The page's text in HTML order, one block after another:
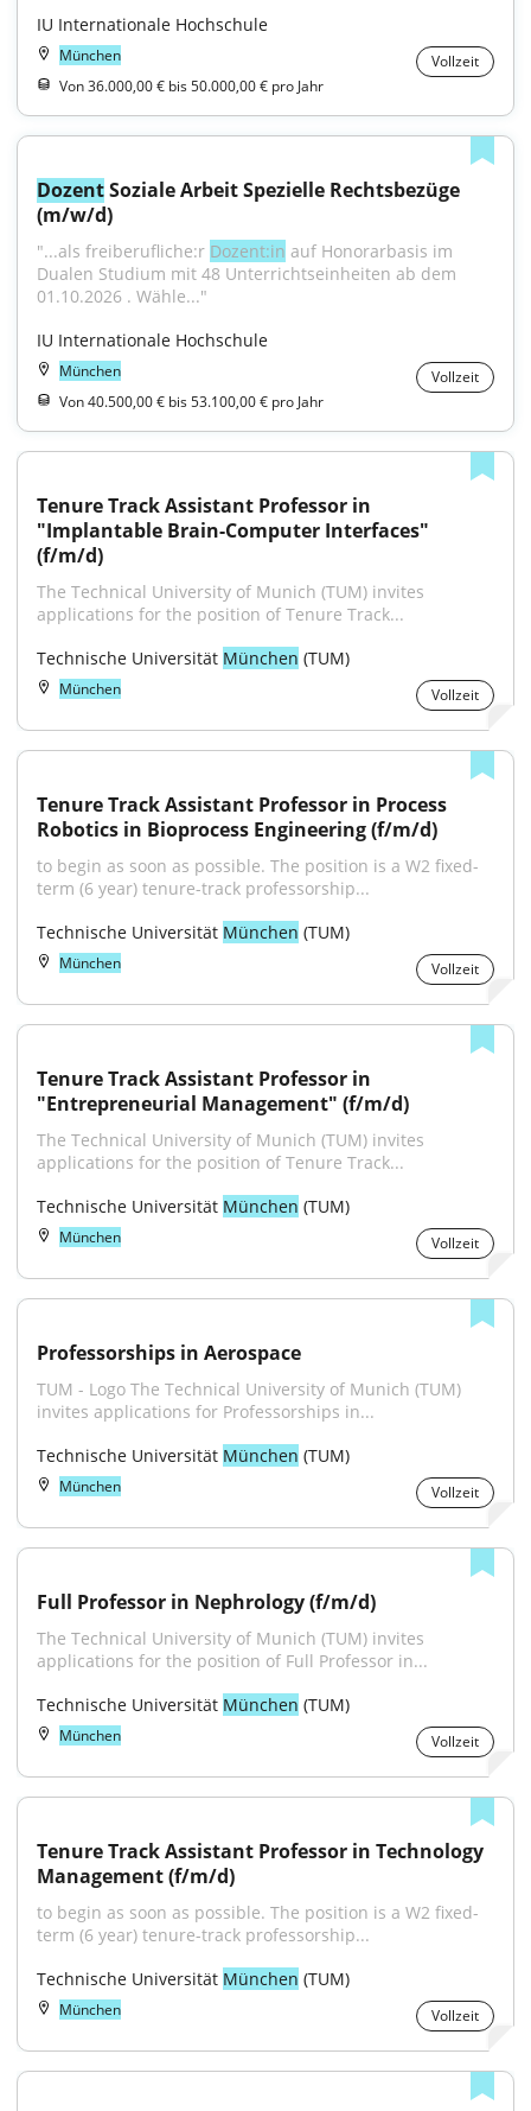
IU Internationale Hochschule
München
Vollzeit
Von 36.000,00 € bis 50.000,00 € pro Jahr
Dozent Soziale Arbeit Spezielle Rechtsbezüge
(m/w/d)
"...als freiberufliche:r Dozent:in auf Honorarbasis im
Dualen Studium mit 48 Unterrichtseinheiten ab dem
01.10.2026 . Wähle..."
IU Internationale Hochschule
München
Vollzeit
Von 40.500,00 € bis 53.100,00 € pro Jahr
Tenure Track Assistant Professor in
"Implantable Brain-Computer Interfaces"
(f/m/d)
The Technical University of Munich (TUM) invites
applications for the position of Tenure Track...
Technische Universität München (TUM)
München Vollzeit
Tenure Track Assistant Professor in Process
Robotics in Bioprocess Engineering (f/m/d)
to begin as soon as possible. The position is a W2 fixed-
term (6 year) tenure-track professorship...
Technische Universität München (TUM)
München Vollzeit
Tenure Track Assistant Professor in
"Entrepreneurial Management" (f/m/d)
The Technical University of Munich (TUM) invites
applications for the position of Tenure Track...
Technische Universität München (TUM)
München Vollzeit
Professorships in Aerospace
TUM - Logo The Technical University of Munich (TUM)
invites applications for Professorships in...
Technische Universität München (TUM)
München Vollzeit
Full Professor in Nephrology (f/m/d)
The Technical University of Munich (TUM) invites
applications for the position of Full Professor in...
Technische Universität München (TUM)
München Vollzeit
Tenure Track Assistant Professor in Technology
Management (f/m/d)
to begin as soon as possible. The position is a W2 fixed-
term (6 year) tenure-track professorship...
Technische Universität München (TUM)
München Vollzeit